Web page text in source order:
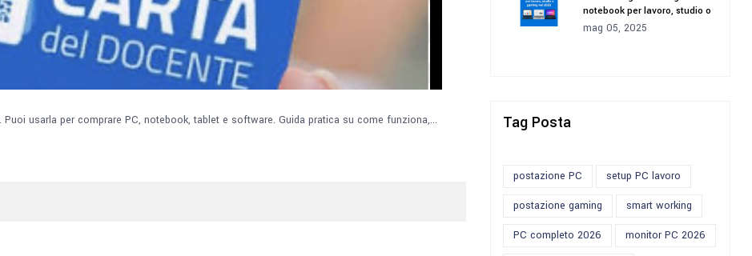
usarla per comprare PC, notebook, tablet e software. Guida pratica su come funziona,...
notebook per lavoro, studio o
gaming nel 2025
mag 05, 2025
Tag Posta
postazione PC setup PC lavoro
postazione gaming smart working
PC completo 2026 monitor PC 2026